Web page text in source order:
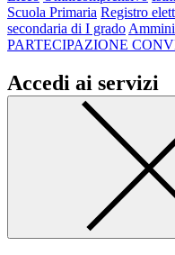
Scuola Primaria Registro
secondaria di I grado
PARTECIPAZIONE
Accedi ai servizi